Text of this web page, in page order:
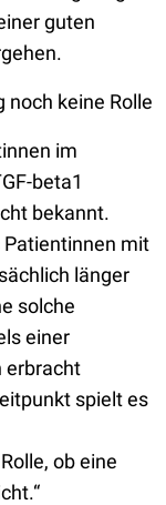
guten
keine Rolle
im
beta1
bekannt.
Patientinnen mit
länger
solche
einer
erbracht
spielt es
ob eine